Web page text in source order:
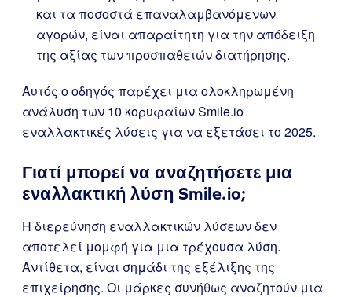
και τα ποσοστά επαναλαμβανόμενων
αγορών, είναι απαραίτητη για την απόδειξη
της αξίας των προσπαθειών διατήρησης.
Αυτός ο οδηγός παρέχει μια ολοκληρωμένη
ανάλυση των 10 κορυφαίων Smile.io
εναλλακτικές λύσεις για να εξετάσει το 2025.
Γιατί μπορεί να αναζητήσετε μια
εναλλακτική λύση Smile.io;
Η διερεύνηση εναλλακτικών λύσεων δεν
αποτελεί μομφή για μια τρέχουσα λύση.
Αντίθετα, είναι σημάδι της εξέλιξης της
επιχείρησης. Οι μάρκες συνήθως αναζητούν μια